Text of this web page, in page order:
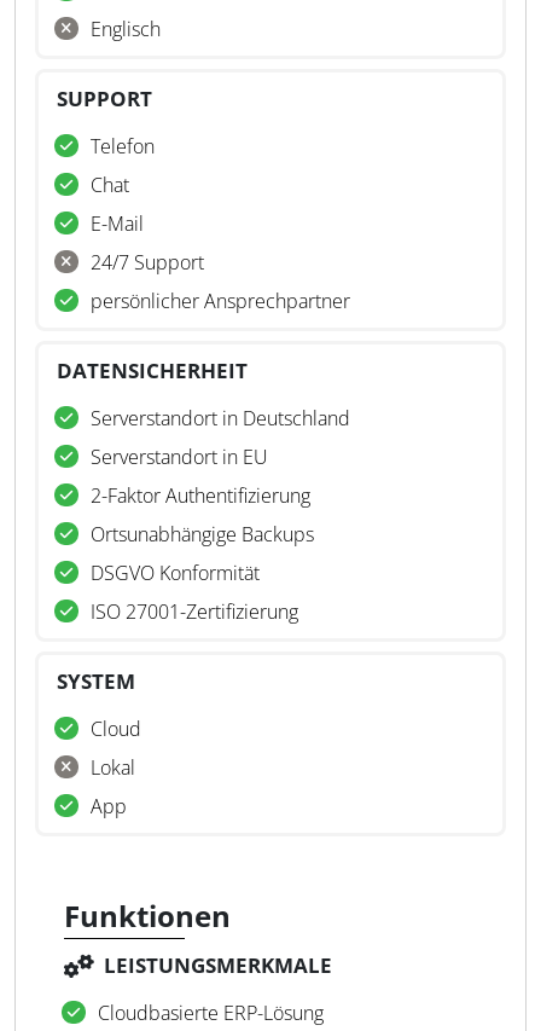
Englisch
SUPPORT
Telefon
Chat
E-Mail
24/7 Support
persönlicher Ansprechpartner
DATENSICHERHEIT
Serverstandort in Deutschland
Serverstandort in EU
2-Faktor Authentifizierung
Ortsunabhängige Backups
DSGVO Konformität
ISO 27001-Zertifizierung
SYSTEM
Cloud
Lokal
App
Funktionen
LEISTUNGSMERKMALE
Cloudbasierte ERP-Lösung